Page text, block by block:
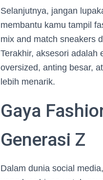
Selanjutnya, jangan
membantu kamu tampil
mix and match sneakers
Terakhir, aksesori adalah
oversized, anting besar,
lebih menarik.
Gaya
Generasi Z
Dalam dunia social